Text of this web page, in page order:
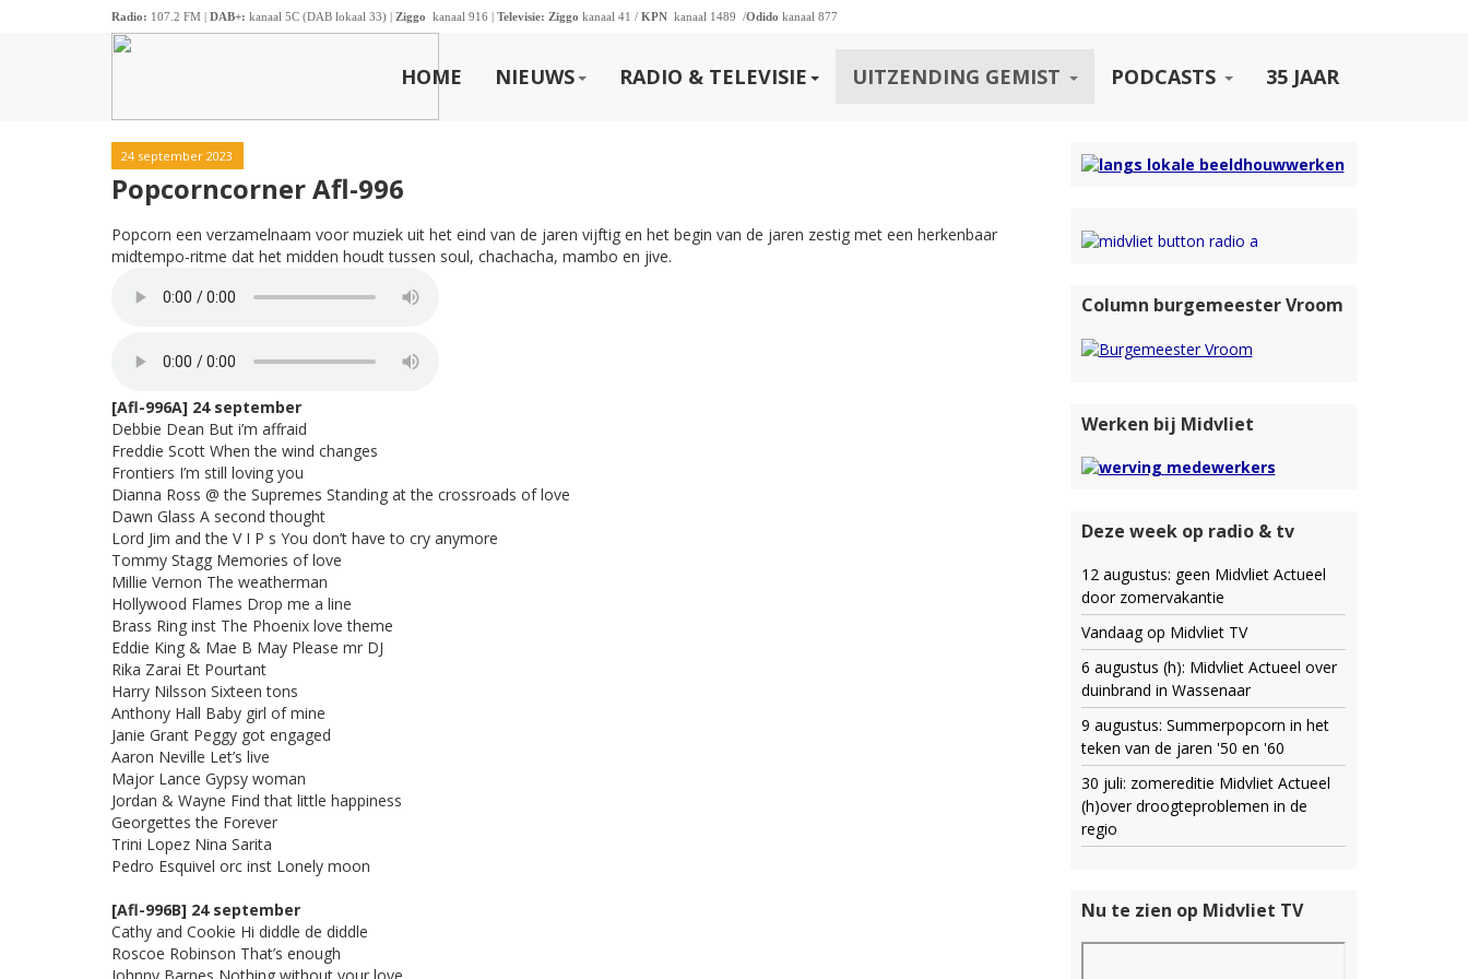
Radio: 107.2 FM | DAB+: kanaal 5C (DAB lokaal 33) | Ziggo kanaal 916 | Televisie: Ziggo kanaal 41 / KPN kanaal 1489 /Odido kanaal 877
HOME NIEUWS RADIO & TELEVISIE UITZENDING GEMIST PODCASTS 35 JAAR
24 september 2023
Popcorncorner Afl-996
Popcorn een verzamelnaam voor muziek uit het eind van de jaren vijftig en het begin van de jaren zestig met een herkenbaar
midtempo-ritme dat het midden houdt tussen soul, chachacha, mambo en jive.
[Afl-996A] 24 september
Debbie Dean But i’m affraid
Freddie Scott When the wind changes
Frontiers I’m still loving you
Dianna Ross @ the Supremes Standing at the crossroads of love
Dawn Glass A second thought
Lord Jim and the V I P s You don’t have to cry anymore
Tommy Stagg Memories of love
Millie Vernon The weatherman
Hollywood Flames Drop me a line
Brass Ring inst The Phoenix love theme
Eddie King & Mae B May Please mr DJ
Rika Zarai Et Pourtant
Harry Nilsson Sixteen tons
Anthony Hall Baby girl of mine
Janie Grant Peggy got engaged
Aaron Neville Let’s live
Major Lance Gypsy woman
Jordan & Wayne Find that little happiness
Georgettes the Forever
Trini Lopez Nina Sarita
Pedro Esquivel orc inst Lonely moon
[Afl-996B] 24 september
Cathy and Cookie Hi diddle de diddle
Roscoe Robinson That’s enough
Column burgemeester Vroom
Werken bij Midvliet
Deze week op radio & tv
12 augustus: geen Midvliet Actueel
door zomervakantie
Vandaag op Midvliet TV
6 augustus (h): Midvliet Actueel over
duinbrand in Wassenaar
9 augustus: Summerpopcorn in het
teken van de jaren '50 en '60
30 juli: zomereditie Midvliet Actueel
(h)over droogteproblemen in de
regio
Nu te zien op Midvliet TV